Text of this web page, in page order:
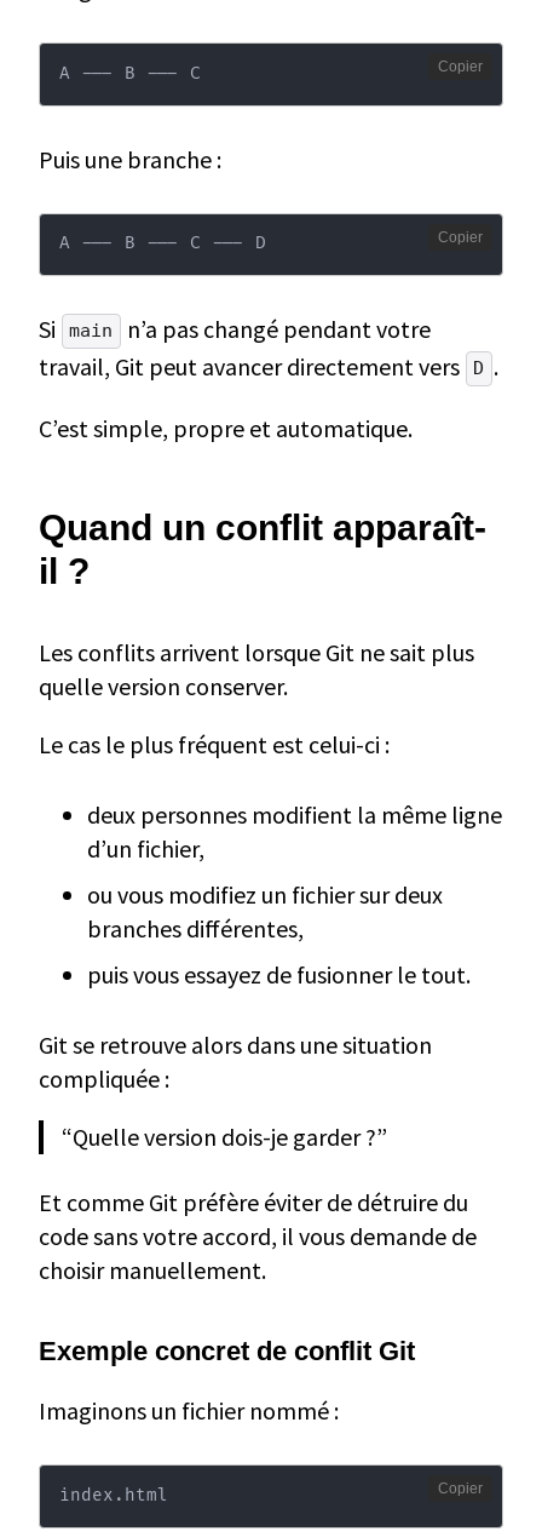
A --- B --- C Copier
Puis une branche :
A --- B --- C --- D Copier
Si main
n’a pas changé pendant votre
travail, Git peut avancer directement vers
D .
C’est simple, propre et automatique.
Quand un conflit apparaît-
il ?
Les conflits arrivent lorsque Git ne sait plus
quelle version conserver.
Le cas le plus fréquent est celui-ci :
deux personnes modifient la même ligne
d’un fichier,
ou vous modifiez un fichier sur deux
branches différentes,
puis vous essayez de fusionner le tout.
Git se retrouve alors dans une situation
compliquée :
“Quelle version dois-je garder ?”
Et comme Git préfère éviter de détruire du
code sans votre accord, il vous demande de
choisir manuellement.
Exemple concret de conflit Git
Imaginons un fichier nommé :
index.html Copier